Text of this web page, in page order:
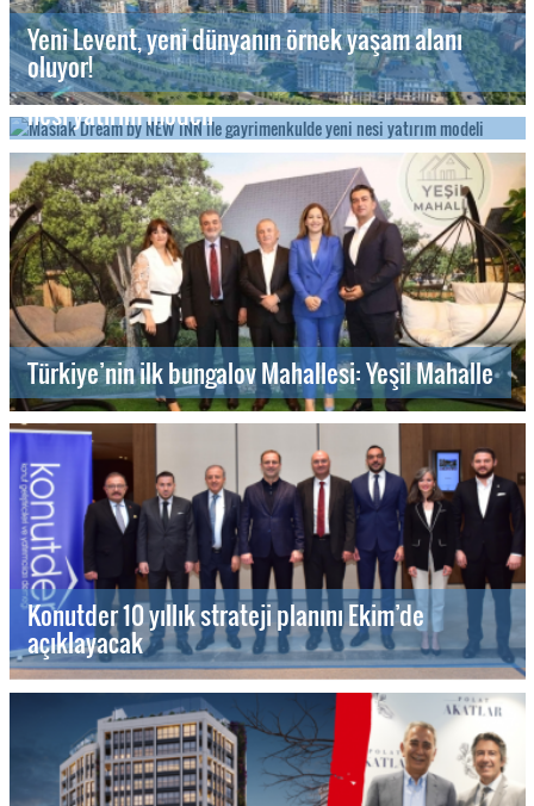
Yeni Levent, yeni dünyanın örnek yaşam alanı
oluyor!
Maslak Dream by NEW INN ile gayrimenkulde yeni
nesi yatırım modeli
Türkiye’nin ilk bungalov Mahallesi: Yeşil Mahalle
Konutder 10 yıllık strateji planını Ekim’de
açıklayacak